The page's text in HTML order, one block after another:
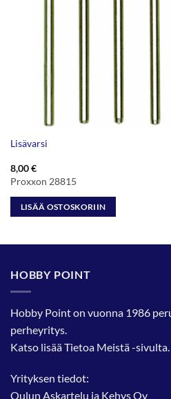
Lisävarsi
8,00€
Proxxon 28815
LISÄÄ OSTOSKORIIN
HOBBY POINT
Hobby Point on vuonna 1986
perheyritys.
Katso lisääTietoa Meistä-sivulta.
Yrityksen tiedot:
Oulun Askartelu ja Kehys Oy